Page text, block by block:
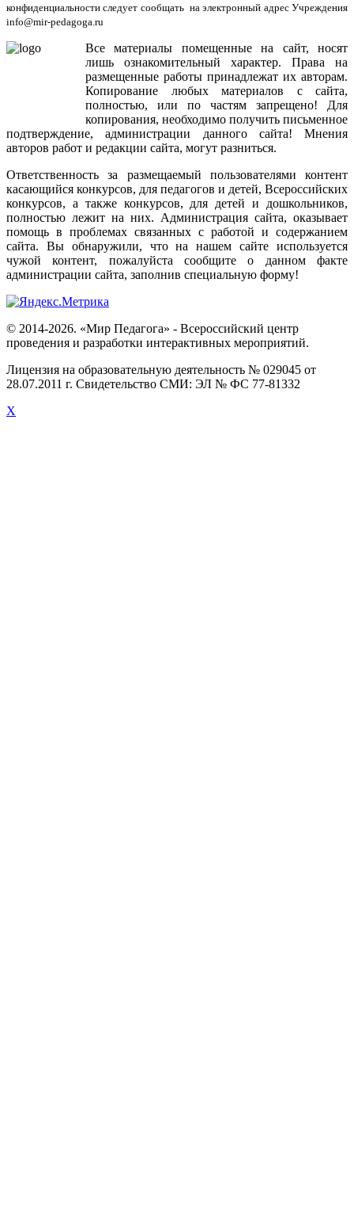
конфиденциальности следует сообщать на электронный адрес Учреждения
info@mir-pedagoga.ru
Все материалы помещенные на сайт,носят
лишь
ознакомительный характер. Права
на
размещенные работы принадлежат их авторам.
Копирование
любых материалов с сайта,
полностью, или по частям запрещено! Для
копирования, необходимо получить письменное
подтверждение,администрации данного сайта! Мнения
авторов работ и редакции сайта, могут разниться.
Ответственность
за размещаемый пользователями
контент
касающийся конкурсов, для педагогов и детей, Всероссийских
конкурсов, а также конкурсов, для детей и дошкольников,
полностью лежит на них. Администрация сайта, оказывает
помощь в проблемах связанных с работой и содержанием
сайта. Вы обнаружили, что на нашем сайте используется
чужой
контент, пожалуйста сообщите о данном
факте
администрации сайта, заполнив специальную форму!
© 2014-2026. «Мир Педагога» - Всероссийский центр
проведения и разработки интерактивных мероприятий.
Лицензия на образовательную деятельность № 029045 от
28.07.2011 г. Свидетельство СМИ: ЭЛ № ФС 77-81332
X